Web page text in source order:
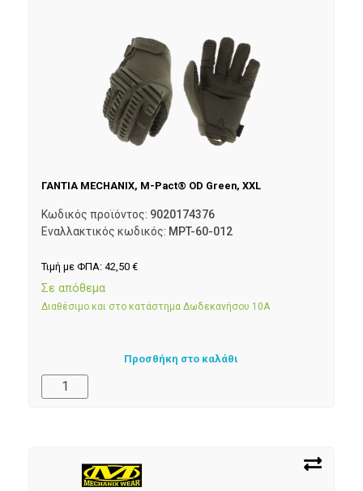
ΓΑΝΤΙΑ MECHANIX, M-Pact® OD Green, XXL
Κωδικός προϊόντος: 9020174376
Εναλλακτικός κωδικός: MPT-60-012
Τιμή με ΦΠΑ: 42,50 €
Σε απόθεμα
Διαθέσιμο και στο κατάστημα Δωδεκανήσου 10Α
Προσθήκη στο καλάθι